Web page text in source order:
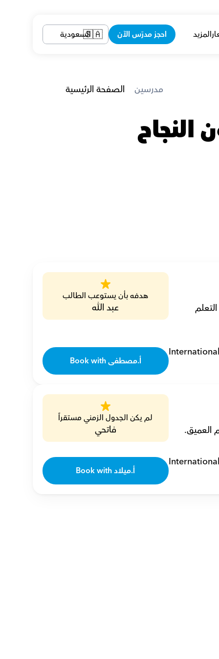
الصفحة الرئيسية مدرسين
هدفه بأن يستوعب الطالب
عبد الله
Book with أ.مصطفى
لم يكن الجدول الزمني مستقراً
فاتحي
Book with أ.ميلاد
المزيد احجز مدرّس الآن 🇸🇦السعودية